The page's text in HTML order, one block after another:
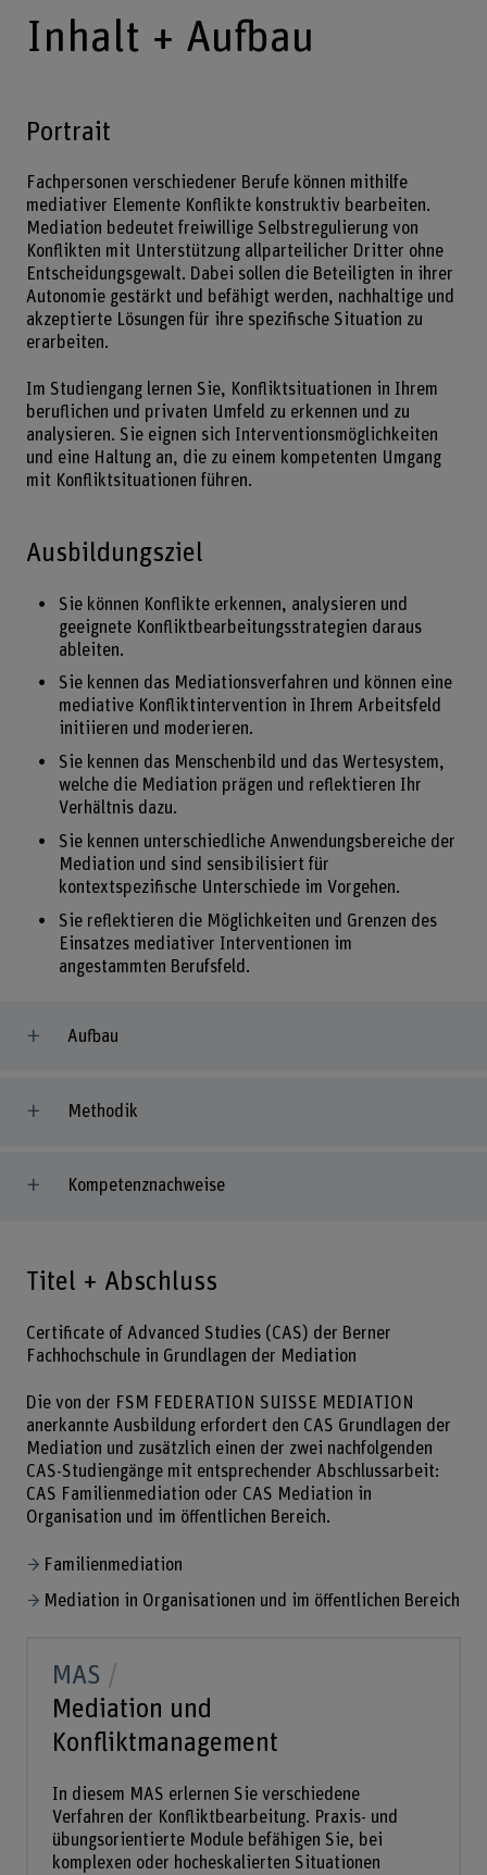
Inhalt + Aufbau
Portrait
Fachpersonen verschiedener Berufe können mithilfe
mediativer Elemente Konflikte konstruktiv bearbeiten.
Mediation bedeutet freiwillige Selbstregulierung von
Konflikten mit Unterstützung allparteilicher Dritter ohne
Entscheidungsgewalt. Dabei sollen die Beteiligten in ihrer
Autonomie gestärkt und befähigt werden, nachhaltige und
akzeptierte Lösungen für ihre spezifische Situation zu
erarbeiten.
Im Studiengang lernen Sie, Konfliktsituationen in Ihrem
beruflichen und privaten Umfeld zu erkennen und zu
analysieren. Sie eignen sich Interventionsmöglichkeiten
und eine Haltung an, die zu einem kompetenten Umgang
mit Konfliktsituationen führen.
Ausbildungsziel
Sie können Konflikte erkennen, analysieren und
geeignete Konfliktbearbeitungsstrategien daraus
ableiten.
Sie kennen das Mediationsverfahren und können eine
mediative Konfliktintervention in Ihrem Arbeitsfeld
initiieren und moderieren.
Sie kennen das Menschenbild und das Wertesystem,
welche die Mediation prägen und reflektieren Ihr
Verhältnis dazu.
Sie kennen unterschiedliche Anwendungsbereiche der
Mediation und sind sensibilisiert für
kontextspezifische Unterschiede im Vorgehen.
Sie reflektieren die Möglichkeiten und Grenzen des
Einsatzes mediativer Interventionen im
angestammten Berufsfeld.
Aufbau
Methodik
Kompetenznachweise
Titel + Abschluss
Certificate of Advanced Studies (CAS) der Berner
Fachhochschule in Grundlagen der Mediation
Die von der FSM FEDERATION SUISSE MEDIATION
anerkannte Ausbildung erfordert den CAS Grundlagen der
Mediation und zusätzlich einen der zwei nachfolgenden
CAS-Studiengänge mit entsprechender Abschlussarbeit:
CAS Familienmediation oder CAS Mediation in
Organisation und im öffentlichen Bereich.
Familienmediation
Mediation in Organisationen und im öffentlichen Bereich
MAS
Mediation und
Konfliktmanagement
In diesem MAS erlernen Sie verschiedene
Verfahren der Konfliktbearbeitung. Praxis- und
übungsorientierte Module befähigen Sie, bei
komplexen oder hocheskalierten Situationen